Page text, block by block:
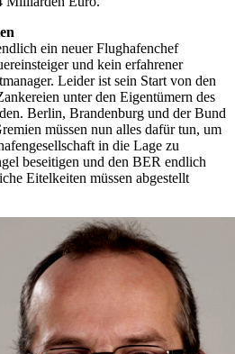
ein neuer Flughafenchef
und kein erfahrener
Leider ist sein Start von den
unter den Eigentümern des
Berlin, Brandenburg und der Bund
müssen nun alles dafür tun, um
in die Lage zu
beseitigen und den BER endlich
Eitelkeiten müssen abgestellt